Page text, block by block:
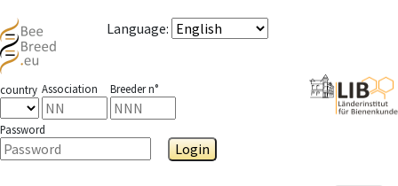
Language:
country Association Breeder n°
Password
Login